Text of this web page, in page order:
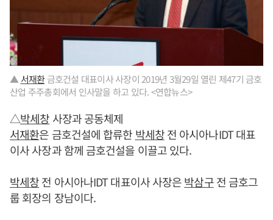
▲ 서재환금호건설 대표이사 사장이 2019년 3월29일 열린 제47기 금호
산업 주주총회에서 인사말을 하고 있다. <연합뉴스>
△박세창 사장과 공동체제
서재환은 금호건설에 합류한 박세창전 아시아나IDT 대표
이사 사장과 함께 금호건설을 이끌고 있다.
박세창전 아시아나IDT 대표이사 사장은박삼구전 금호그
룹 회장의 장남이다.